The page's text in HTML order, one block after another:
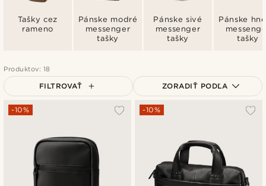
Tašky cez
rameno
Pánske modré
messenger
tašky
Pánske sivé
messenger
tašky
Pánske
tašky
Produktov: 18
FILTROVAŤ ZORADIŤ PODĽA
Najpopulárnejšie
Najlacnejšie
Najdrahšie
-10% -10%